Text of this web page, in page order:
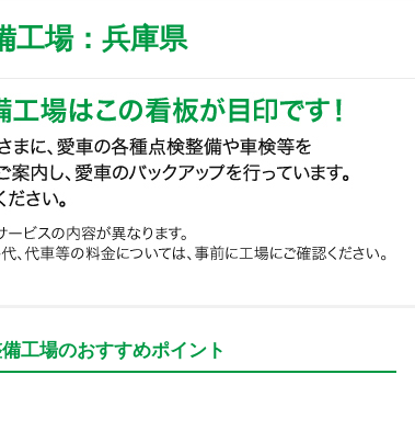
工場：兵庫県
工場のおすすめポイント